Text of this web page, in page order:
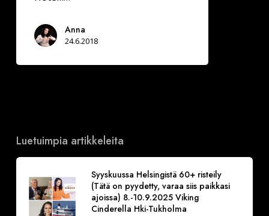
Anna
24.6.2018
Luetuimpia artikkeleita
Syyskuussa Helsingistä 60+ risteily
(Tätä on pyydetty, varaa siis paikkasi
ajoissa) 8.-10.9.2025 Viking
Cinderella Hki-Tukholma